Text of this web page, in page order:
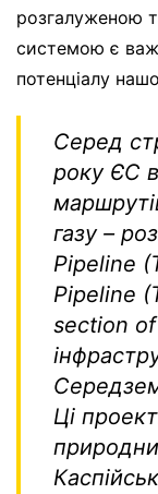
розгалуженою
системою є
потенціалу
Серед
року ЄС
газу –
Pipeline
Pipeline
section of
Ці